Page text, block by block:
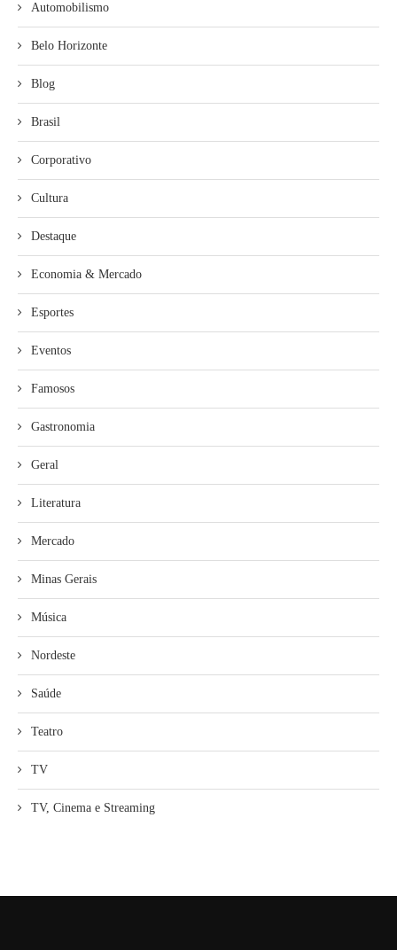
Automobilismo
Belo Horizonte
Blog
Brasil
Corporativo
Cultura
Destaque
Economia & Mercado
Esportes
Eventos
Famosos
Gastronomia
Geral
Literatura
Mercado
Minas Gerais
Música
Nordeste
Saúde
Teatro
TV
TV, Cinema e Streaming